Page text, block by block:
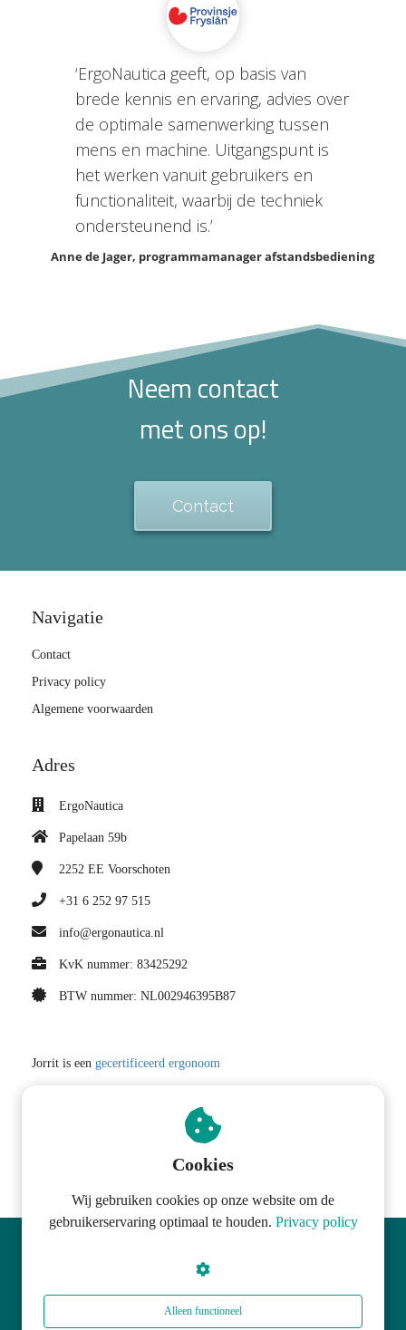
‘ErgoNautica geeft, op basis van
brede kennis en ervaring, advies over
de optimale samenwerking tussen
mens en machine. Uitgangspunt is
het werken vanuit gebruikers en
functionaliteit, waarbij de techniek
ondersteunend is.’
Anne de Jager, programmamanager afstandsbediening
Neem contact
met ons op!
Contact
Navigatie
Contact
Privacy policy
Algemene voorwaarden
Adres
ErgoNautica
Papelaan 59b
2252 EE Voorschoten
+31 6 252 97 515
info@ergonautica.nl
KvK nummer: 83425292
BTW nummer: NL002946395B87
Jorrit is een gecertificeerd ergonoom
Cookies
Wij gebruiken cookies op onze website om de
gebruikerservaring optimaal te houden. Privacy policy
Alleen functioneel